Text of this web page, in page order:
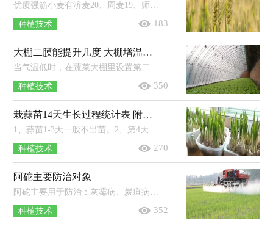
优质强筋小麦有济麦20、周麦19、师栾02-1、鄂麦23、新麦26、永良4号等品种。1、济麦20：属于中晚熟半冬性小麦，株型紧凑，株高73厘米左...
种植技术 183
大棚二膜能提升几度 大棚增温宝成分
种植技术 350
栽蒜苗14天生长过程统计表 附蒜苗的种植时间
种植技术 270
阿砣主要防治对象
种植技术 352